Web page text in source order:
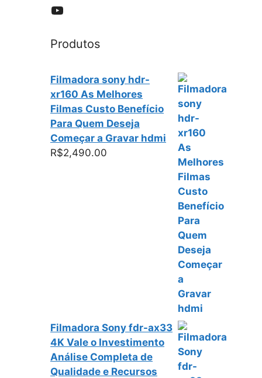
YouTube
Produtos
Filmadora sony hdr-
xr160 As Melhores
Filmas Custo Benefício
Para Quem Deseja
Começar a Gravar hdmi
R$2,490.00
Filmadora Sony fdr-ax33
4K Vale o Investimento
Análise Completa de
Qualidade e Recursos